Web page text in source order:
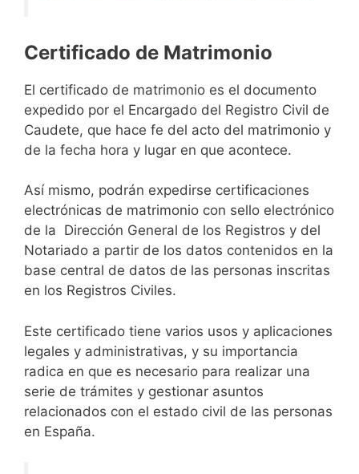
Certificado de Matrimonio
El certificado de matrimonio es el documento
expedido por el Encargado del Registro Civil de
Caudete, que hace fe del acto del matrimonio y
de la fecha hora y lugar en que acontece.
Así mismo, podrán expedirse certificaciones
electrónicas de matrimonio con sello electrónico
de la Dirección General de los Registros y del
Notariado a partir de los datos contenidos en la
base central de datos de las personas inscritas
en los Registros Civiles.
Este certificado tiene varios usos y aplicaciones
legales y administrativas, y su importancia
radica en que es necesario para realizar una
serie de trámites y gestionar asuntos
relacionados con el estado civil de las personas
en España.